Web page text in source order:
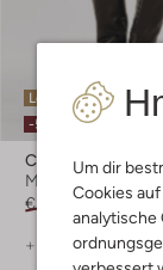
Um dir
Cookies
analytische
Letzte Größen
-50%
Copenhagen
Midirock
€ 289,99 € 144,99
+ mehr farben